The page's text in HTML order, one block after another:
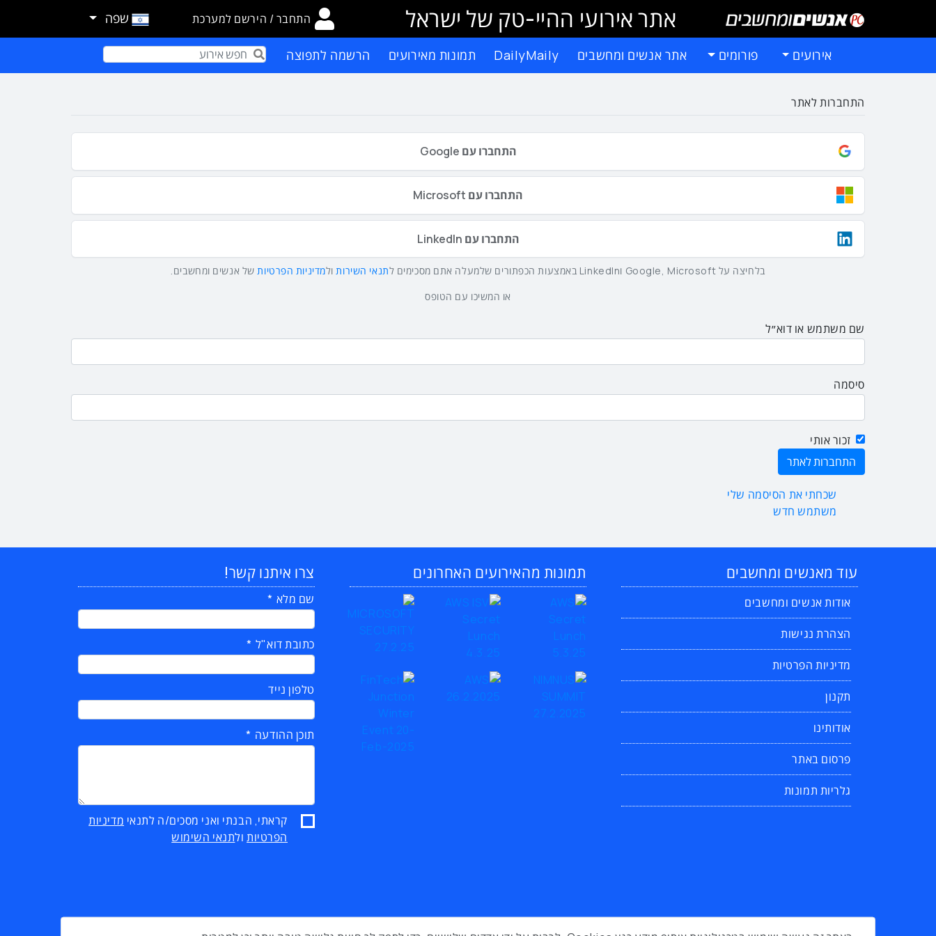
אתר אירועי ההיי-טק של ישראל התחבר / הירשם למערכת שפה
אירועים פורומים אתר אנשים ומחשבים DailyMaily תמונות מאירועים הרשמה לתפוצה Term
התחברות לאתר
התחברו עם Google
התחברו עם Microsoft
התחברו עם LinkedIn
בלחיצה על Google, Microsoft וLinkedIn באמצעות הכפתורים שלמעלה אתם מסכימים ל תנאי השירותולמדיניות הפרטיותשל אנשים ומחשבים.
או המשיכו עם הטופס
שם משתמש או דוא״ל
סיסמה
זכור אותי
שכחתי את הסיסמה שלי
משתמש חדש
עוד מאנשים ומחשבים
אודות אנשים ומחשבים
הצהרת נגישות
מדיניות הפרטיות
תקנון
אודותינו
פרסום באתר
גלריות תמונות
תמונות מהאירועים האחרונים צרו איתנו קשר!
שם מלא
כתובת דוא"ל
טלפון נייד
תוכן ההודעה
קראתי, הבנתי ואני מסכים/ה לתנאי מדיניות
הפרטיותולתנאי השימוש